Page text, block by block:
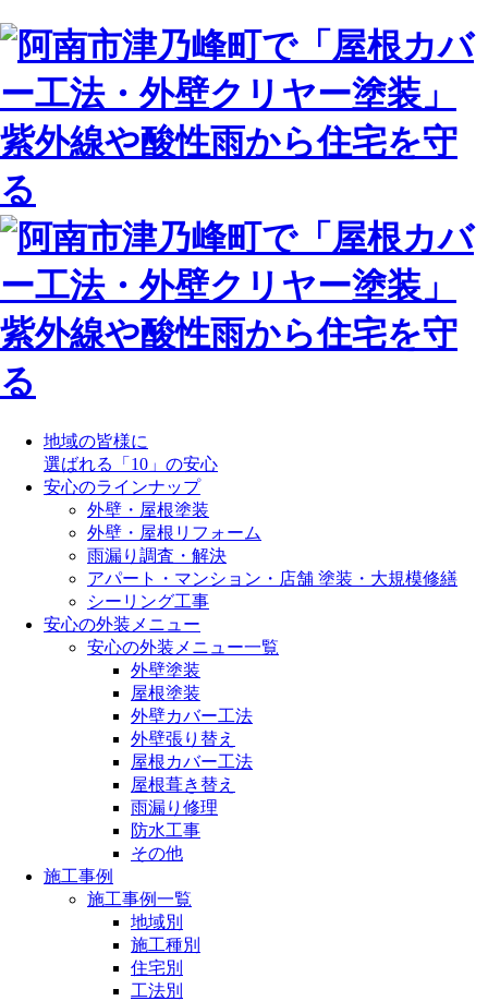
地域の皆様に
選ばれる「10」の安心
安心のラインナップ
外壁・屋根塗装
外壁・屋根リフォーム
雨漏り調査・解決
アパート・マンション・店舗 塗装・大規模修繕
シーリング工事
安心の外装メニュー
安心の外装メニュー一覧
外壁塗装
屋根塗装
外壁カバー工法
外壁張り替え
屋根カバー工法
屋根葺き替え
雨漏り修理
防水工事
その他
施工事例
施工事例一覧
地域別
施工種別
住宅別
工法別